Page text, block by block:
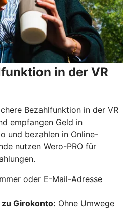
in der VR
Bezahlfunktion in der VR
empfangen Geld in
und bezahlen in Online-
nutzen Wero-PRO für
oder E-Mail-Adresse
Girokonto: Ohne Umwege